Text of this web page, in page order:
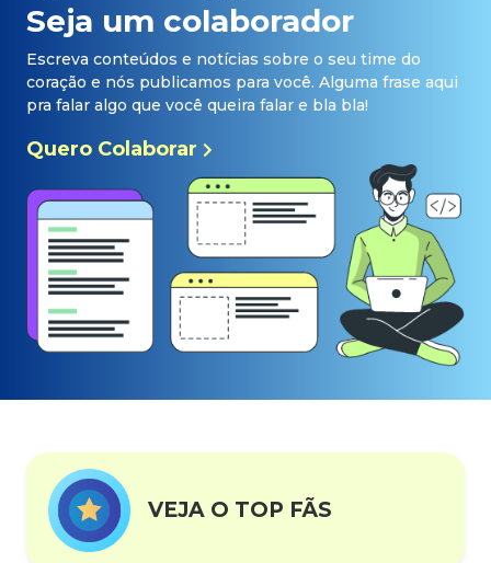
Seja um colaborador
Escreva conteúdos e notícias sobre o seu time do
coração e nós publicamos para você. Alguma frase aqui
pra falar algo que você queira falar e bla bla!
Quero Colaborar
VEJA O TOP FÃS